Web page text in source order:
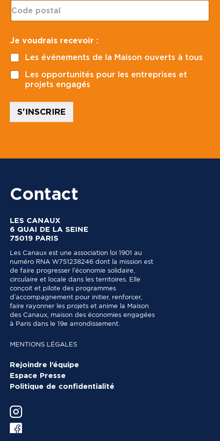
e
*l
*
C
o
d
p
o
s
t
a
Je voudrais recevoir :
Les événements de la Maison ouverts à tous
Les opportunités pour les entreprises et
projets engagés
S'INSCRIRE
Contact
LES CANAUX
6 QUAI DE LA SEINE
75019 PARIS
Les Canaux est une association loi 1901 au
numéro RNA W751238246 dont la mission est
de faire progresser l’économie solidaire,
circulaire et locale dans les territoires. Elle
conçoit et pilote des programmes
d’accompagnement pour initier, renforcer,
faire rayonner les projets et anime la Maison
des Canaux, maison des économies engagées
à Paris dans le 19e arrondissement.
MENTIONS LÉGALES
Rejoindre l’équipe
Espace Presse
Politique de confidentialité